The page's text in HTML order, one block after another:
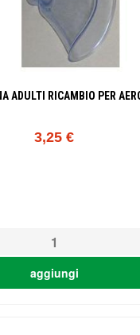
ADULTI RICAMBIO PER
3,25 €